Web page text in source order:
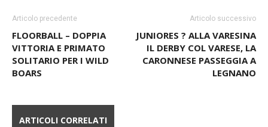
Articolo precedente
FLOORBALL – DOPPIA
VITTORIA E PRIMATO
SOLITARIO PER I WILD
BOARS
Articolo successivo
JUNIORES ? ALLA VARESINA
IL DERBY COL VARESE, LA
CARONNESE PASSEGGIA A
LEGNANO
ARTICOLI CORRELATI